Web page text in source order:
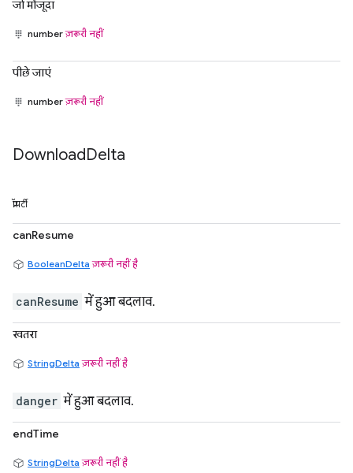
जो मौजूदा
numberज़रूरी नहीं
पीछे जाएं
numberज़रूरी नहीं
DownloadDelta
प्रॉपर्टी
canResume
BooleanDelta ज़रूरी नहीं है
canResume में हुआ बदलाव.
खतरा
StringDelta ज़रूरी नहीं है
danger में हुआ बदलाव.
endTime
StringDelta ज़रूरी नहीं है